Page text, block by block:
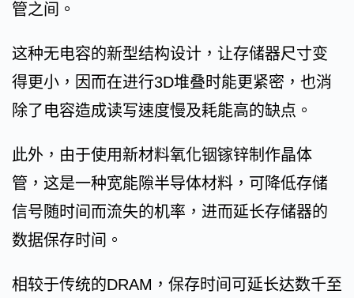
管之间。
这种无电容的新型结构设计，让存储器尺寸变
得更小，因而在进行3D堆叠时能更紧密，也消
除了电容造成读写速度慢及耗能高的缺点。
此外，由于使用新材料氧化铟镓锌制作晶体
管，这是一种宽能隙半导体材料，可降低存储
信号随时间而流失的机率，进而延长存储器的
数据保存时间。
相较于传统的DRAM，保存时间可延长达数千至